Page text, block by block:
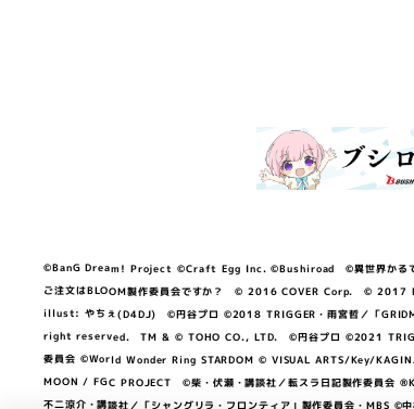
©BanG Dream! Project ©Craft Egg Inc. ©Bushiroad ©異世界かる
ご注文はBLOOM製作委員会ですか？ © 2016 COVER Corp. ©
illust: やちぇ(D4DJ) ©円谷プロ ©2018 TRIGGER・雨宮哲／「
right reserved. TM & © TOHO CO., LTD. ©円谷プロ ©2021 TRIGGER
委員会 ©World Wonder Ring STARDOM © VISUAL ARTS/Key/
MOON / FGC PROJECT ©柴・伏瀬・講談社／転スラ日記製作委員
不二涼介・講談社／「シャングリラ・フロンティア」製作委員会・MBS